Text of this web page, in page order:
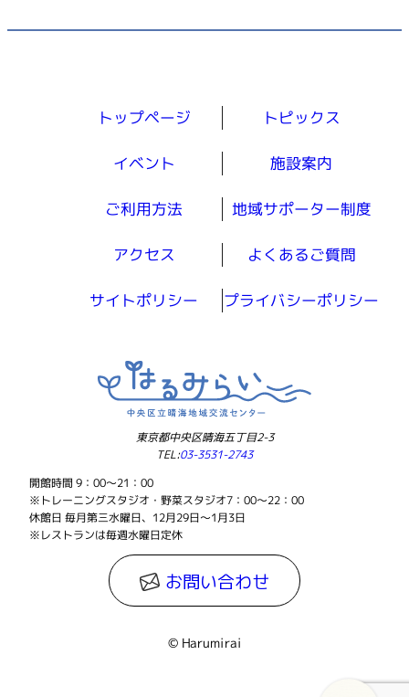
トップページ トピックス
イベント 施設案内
ご利用方法 地域サポーター制度
アクセス よくあるご質問
サイトポリシー プライバシーポリシー
東京都中央区晴海五丁目2-3
TEL:03-3531-2743
開館時間 9：00～21：00
※トレーニングスタジオ・野菜スタジオ7：00～22：00
休館日 毎月第三水曜日、12月29日～1月3日
※レストランは毎週水曜日定休
お問い合わせ
© Harumirai